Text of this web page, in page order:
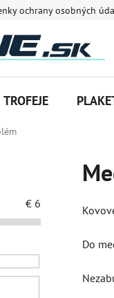
ochrany osobných
TROFEJE
€ 6
Do